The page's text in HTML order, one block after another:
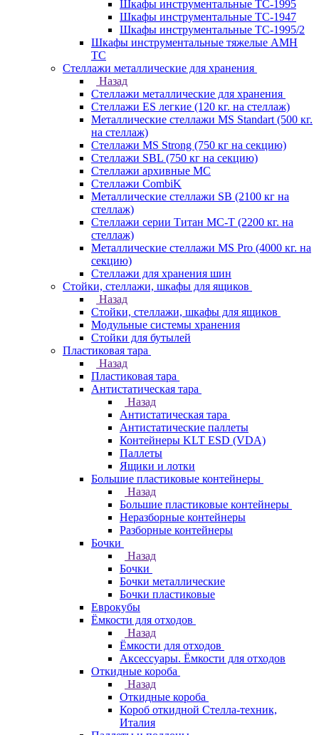
Шкафы инструментальные TC-1995
Шкафы инструментальные ТС-1947
Шкафы инструментальные ТС-1995/2
Шкафы инструментальные тяжелые AMH
TC
Стеллажи металлические для хранения
Назад
Стеллажи металлические для хранения
Стеллажи ES легкие (120 кг. на стеллаж)
Металлические стеллажи MS Standart (500 кг.
на стеллаж)
Стеллажи MS Strong (750 кг на секцию)
Стеллажи SBL (750 кг на секцию)
Стеллажи архивные МС
Стеллажи CombiK
Металлические стеллажи SB (2100 кг на
стеллаж)
Стеллажи серии Титан МС-Т (2200 кг. на
стеллаж)
Металлические стеллажи MS Pro (4000 кг. на
секцию)
Стеллажи для хранения шин
Стойки, стеллажи, шкафы для ящиков
Назад
Стойки, стеллажи, шкафы для ящиков
Модульные системы хранения
Стойки для бутылей
Пластиковая тара
Назад
Пластиковая тара
Антистатическая тара
Назад
Антистатическая тара
Антистатические паллеты
Контейнеры KLT ESD (VDA)
Паллеты
Ящики и лотки
Большие пластиковые контейнеры
Назад
Большие пластиковые контейнеры
Неразборные контейнеры
Разборные контейнеры
Бочки
Назад
Бочки
Бочки металлические
Бочки пластиковые
Еврокубы
Ёмкости для отходов
Назад
Ёмкости для отходов
Аксессуары. Ёмкости для отходов
Откидные короба
Назад
Откидные короба
Короб откидной Стелла-техник,
Италия